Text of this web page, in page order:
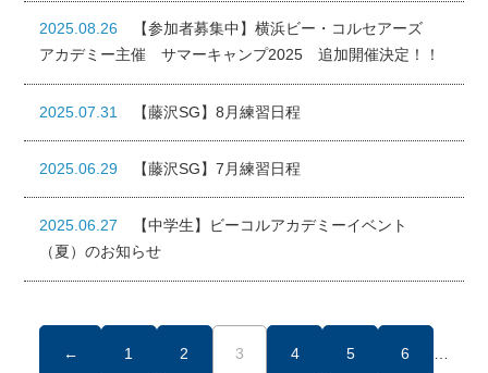
2025.08.26
【参加者募集中】横浜ビー・コルセアーズ
アカデミー主催 サマーキャンプ2025 追加開催決定！！
2025.07.31 【藤沢SG】8月練習日程
2025.06.29 【藤沢SG】7月練習日程
2025.06.27
【中学生】ビーコルアカデミーイベント
（夏）のお知らせ
← 1 2 3 4 5 6 …